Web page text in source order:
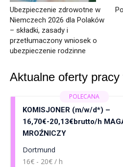
Ubezpieczenie zdrowotne w
Niemczech 2026 dla Polaków
– składki, zasady i
przetłumaczony wniosek o
ubezpieczenie rodzinne
Aktualne oferty
KOMISJONER (m/w/d*) –
16,70€-20,13€brutto/h
MROŹNICZY
Dortmund
16€ - 20€ / h